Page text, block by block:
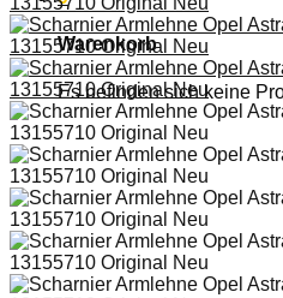
Warenkorb
Es befinden sich keine